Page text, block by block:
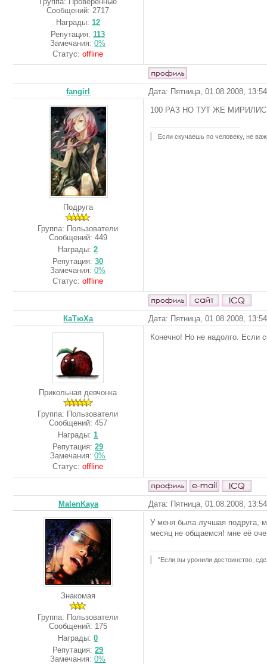
Сообщений: 2717
Награды: 12
Репутация: 113
Замечания:0%
Статус:offline
fangirl Дата: Пятница, 01.08.2008,
Подруга
Группа: Пользователи
Сообщений: 449
Награды:2
Репутация:30
Замечания:0%
Статус:offline
100 РАЗ НО ТУТ ЖЕ
Если скучаешь по человеку, не
КаТюХа Дата: Пятница, 01.08.2008,
Прикольная девчонка
Группа: Пользователи
Сообщений: 457
Награды: 1
Репутация:29
Замечания:0%
Статус:offline
Конечно! Но не надолго. Если
MalenKaya Дата: Пятница, 01.08.2008,
Знакомая
Группа: Пользователи
Сообщений: 175
Награды:0
Репутация:29
Замечания:0%
У меня была лучшая подруга,
месяц не общаемся! мне её
"Если вы уронили достоинство,